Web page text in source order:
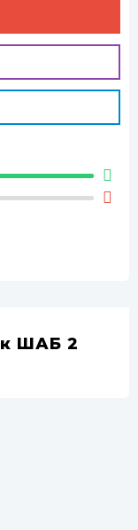
ШАБ 2